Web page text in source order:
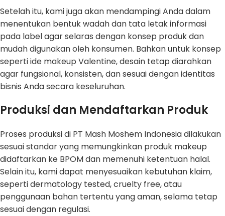
Setelah itu, kami juga akan mendampingi Anda dalam
menentukan bentuk wadah dan tata letak informasi
pada label agar selaras dengan konsep produk dan
mudah digunakan oleh konsumen. Bahkan untuk konsep
seperti ide makeup Valentine, desain tetap diarahkan
agar fungsional, konsisten, dan sesuai dengan identitas
bisnis Anda secara keseluruhan.
Produksi dan Mendaftarkan Produk
Proses produksi di PT Mash Moshem Indonesia dilakukan
sesuai standar yang memungkinkan produk makeup
didaftarkan ke BPOM dan memenuhi ketentuan halal.
Selain itu, kami dapat menyesuaikan kebutuhan klaim,
seperti dermatology tested, cruelty free, atau
penggunaan bahan tertentu yang aman, selama tetap
sesuai dengan regulasi.